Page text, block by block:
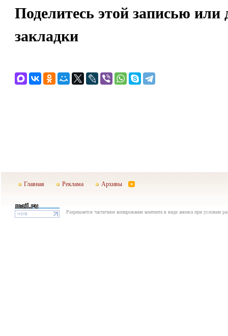
Поделитесь этой записью или
закладки
Главная Реклама Архивы
Разрешается частичное копирование контента в виде анонса при условии